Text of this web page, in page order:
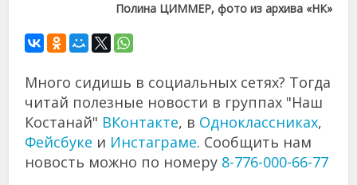
Полина ЦИММЕР, фото из архива «НК»
Много сидишь в социальных сетях? Тогда
читай полезные новости в группах "Наш
Костанай" ВКонтакте, в Одноклассниках,
Фейсбуке и Инстаграме. Сообщить нам
новость можно по номеру 8-776-000-66-77